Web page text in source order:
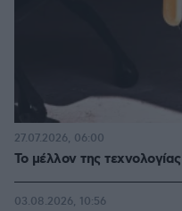
Το μέλλον της τεχνολογίας
27.07.2026, 06:00
03.08.2026, 10:56